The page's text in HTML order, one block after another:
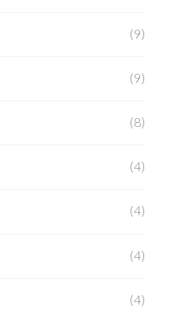
(9)
(9)
(8)
(4)
(4)
(4)
(4)